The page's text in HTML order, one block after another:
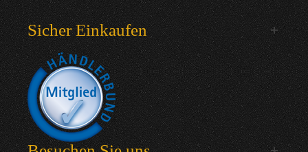
Sicher Einkaufen